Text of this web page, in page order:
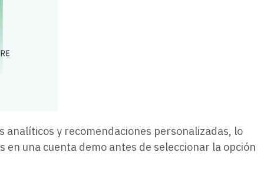
y recomendaciones personalizadas, lo
una cuenta demo antes de seleccionar la opción